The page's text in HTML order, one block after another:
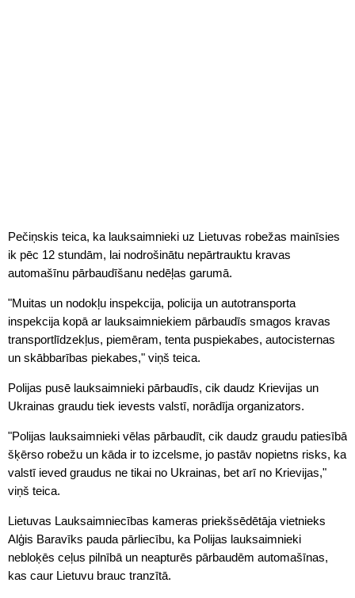
Pečiņskis teica, ka lauksaimnieki uz Lietuvas robežas mainīsies
ik pēc 12 stundām, lai nodrošinātu nepārtrauktu kravas
automašīnu pārbaudīšanu nedēļas garumā.
"Muitas un nodokļu inspekcija, policija un autotransporta
inspekcija kopā ar lauksaimniekiem pārbaudīs smagos kravas
transportlīdzekļus, piemēram, tenta puspiekabes, autocisternas
un skābbarības piekabes," viņš teica.
Polijas pusē lauksaimnieki pārbaudīs, cik daudz Krievijas un
Ukrainas graudu tiek ievests valstī, norādīja organizators.
"Polijas lauksaimnieki vēlas pārbaudīt, cik daudz graudu patiesībā
šķērso robežu un kāda ir to izcelsme, jo pastāv nopietns risks, ka
valstī ieved graudus ne tikai no Ukrainas, bet arī no Krievijas,"
viņš teica.
Lietuvas Lauksaimniecības kameras priekšsēdētāja vietnieks
Alģis Baravīks pauda pārliecību, ka Polijas lauksaimnieki
nebloķēs ceļus pilnībā un neapturēs pārbaudēm automašīnas,
kas caur Lietuvu brauc tranzītā.